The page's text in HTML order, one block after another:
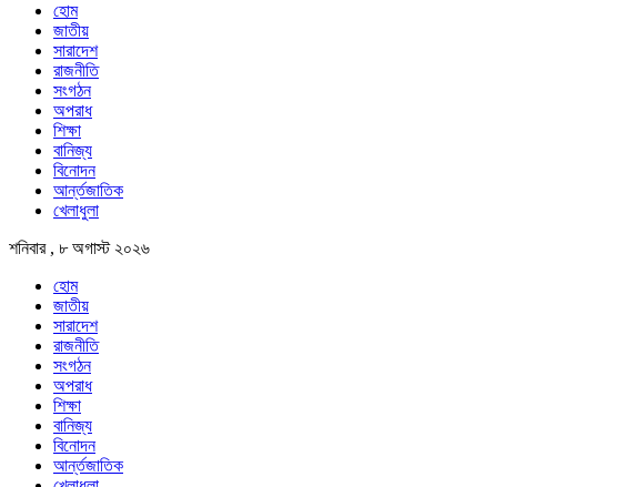
হোম
জাতীয়
সারাদেশ
রাজনীতি
সংগঠন
অপরাধ
শিক্ষা
বানিজ্য
বিনোদন
আর্ন্তজাতিক
খেলাধুলা
শনিবার , ৮ অগাস্ট ২০২৬
হোম
জাতীয়
সারাদেশ
রাজনীতি
সংগঠন
অপরাধ
শিক্ষা
বানিজ্য
বিনোদন
আর্ন্তজাতিক